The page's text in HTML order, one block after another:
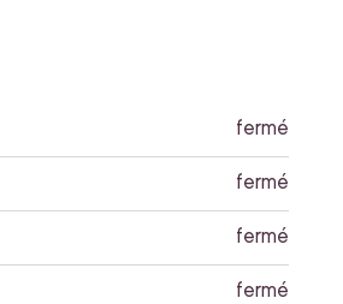
fermé
fermé
fermé
fermé